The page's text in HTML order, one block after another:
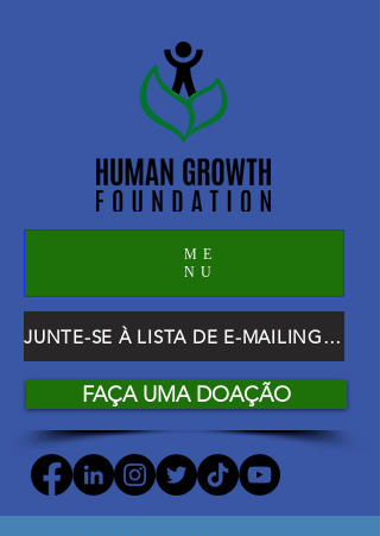
ME
NU
JUNTE-SE À LISTA DE E-MAILING DO HGF
FAÇA UMA DOAÇÃO